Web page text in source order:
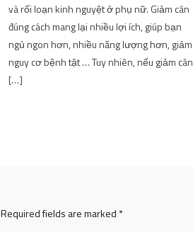
và rối loạn kinh nguyệt ở phụ nữ. Giảm cân
đúng cách mang lại nhiều lợi ích, giúp bạn
ngủ ngon hơn, nhiều năng lượng hơn, giảm
nguy cơ bệnh tật … Tuy nhiên, nếu giảm cân
[…]
Required fields are marked *